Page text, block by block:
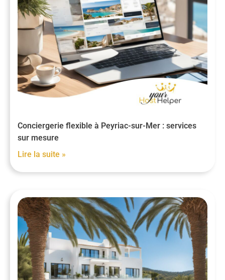
Conciergerie flexible à Peyriac-sur-Mer : services
sur mesure
Lire la suite »